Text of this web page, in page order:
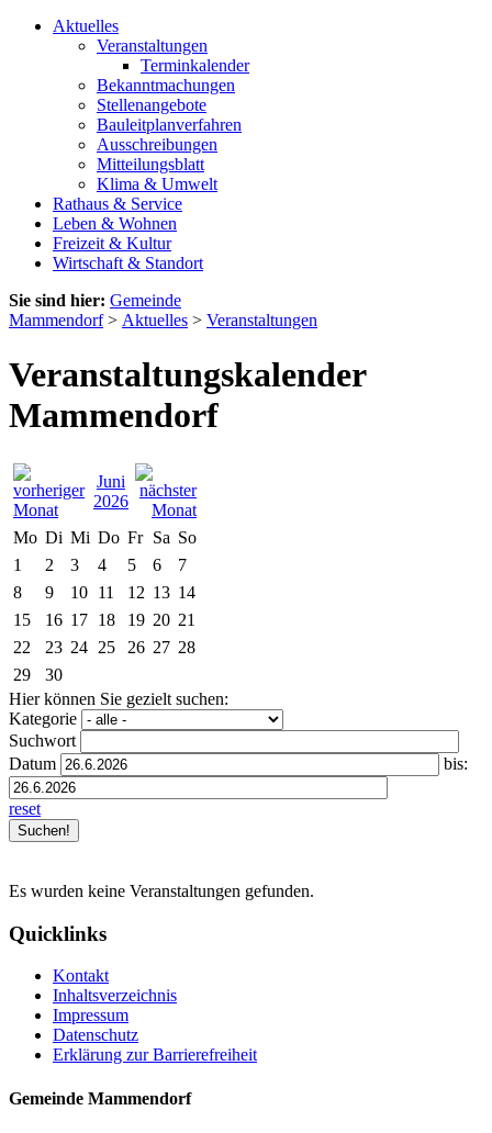
Aktuelles
Veranstaltungen
Terminkalender
Bekanntmachungen
Stellenangebote
Bauleitplanverfahren
Ausschreibungen
Mitteilungsblatt
Klima & Umwelt
Rathaus & Service
Leben & Wohnen
Freizeit & Kultur
Wirtschaft & Standort
Sie sind hier: Gemeinde
Mammendorf> Aktuelles > Veranstaltungen
Veranstaltungskalender
Mammendorf
Juni
2026
Mo Di Mi Do Fr Sa So
1
2 3 4 5 6
7
8
9 10 11 12 13 14
15
16 17 18 19 20 21
22
23 24 25 26 27 28
29
30
Hier können Sie gezielt suchen:
Kategorie
Suchwort
Datum
bis:
reset
Es wurden keine Veranstaltungen gefunden.
Quicklinks
Kontakt
Inhaltsverzeichnis
Impressum
Datenschutz
Erklärung zur Barrierefreiheit
Gemeinde Mammendorf